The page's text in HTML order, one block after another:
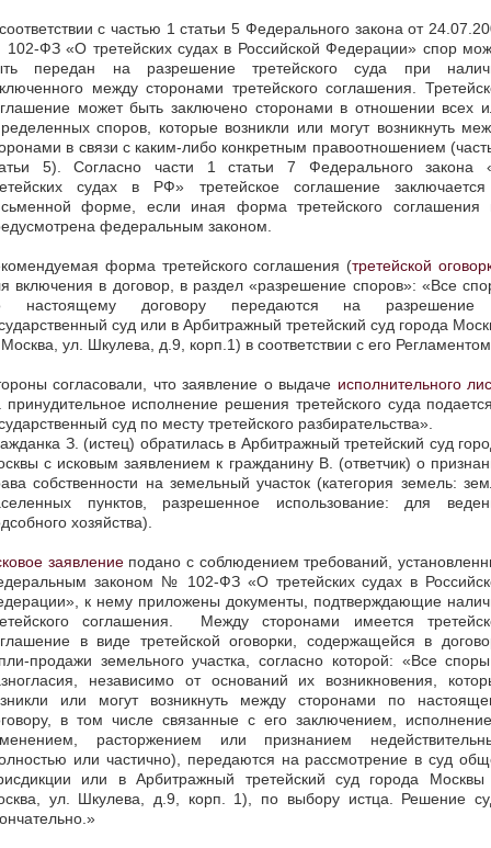
с частью 1 статьи 5 Федерального закона от
ФЗ «О третейских судах в Российской Федерации» спор
передан на разрешение третейского суда при
между сторонами третейского соглашения.
может быть заключено сторонами в отношении всех
споров, которые возникли или могут возникнуть
в связи с каким-либо конкретным правоотношением
5). Согласно части 1 статьи 7 Федерального закона
судах в РФ» третейское соглашение
форме, если иная форма третейского соглашения
федеральным законом.
форма третейского соглашения (третейской
включения в договор, в раздел «разрешение споров»: «Все
настоящему договору передаются на
суд или в Арбитражный третейский суд города
Москва, ул. Шкулева, д.9, корп.1) в соответствии с его
согласовали, что заявление о выдаче исполнительного
принудительное исполнение решения третейского суда
суд по месту третейского разбирательства».
З. (истец) обратилась в Арбитражный третейский суд
с исковым заявлением к гражданину В. (ответчик) о
собственности на земельный участок (категория земель:
пунктов, разрешенное использование: для
хозяйства).
заявлениеподано с соблюдением требований,
законом № 102-ФЗ «О третейских судах в
к нему приложены документы, подтверждающие
соглашения. Между сторонами имеется
в виде третейской оговорки, содержащейся в
продажи земельного участка, согласно которой: «Все
независимо от оснований их возникновения,
или могут возникнуть между сторонами по
в том числе связанные с его заключением,
расторжением или признанием
или частично), передаются на рассмотрение в суд
или в Арбитражный третейский суд города Москвы
ул. Шкулева, д.9, корп. 1), по выбору истца. Решение